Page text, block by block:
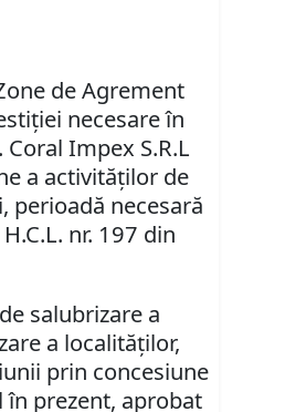
de Agrement
necesare în
Impex S.R.L
a activităţilor de
perioadă necesară
nr. 197 din
salubrizare a
a localităţilor,
prin concesiune
în prezent, aprobat